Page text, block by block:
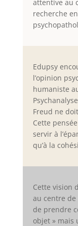
attentive au
recherche
Edupsy
l’opinion
humaniste
Freud ne
Cette
servir à
qu’à la
Cette vision
au centre
de prendre
objet » mais